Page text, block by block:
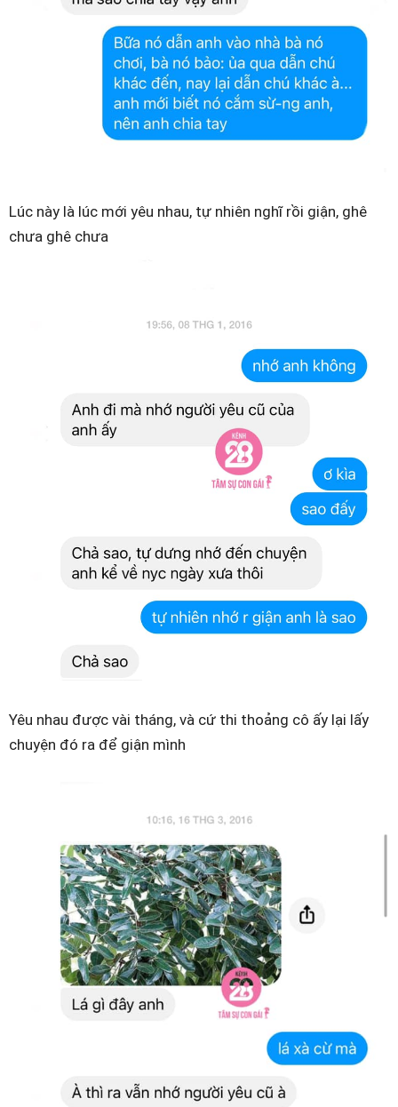
Lúc này là lúc mới yêu nhau, tự nhiên nghĩ rồi giận, ghê
chưa ghê chưa
Yêu nhau được vài tháng, và cứ thi thoảng cô ấy lại lấy
chuyện đó ra để giận mình